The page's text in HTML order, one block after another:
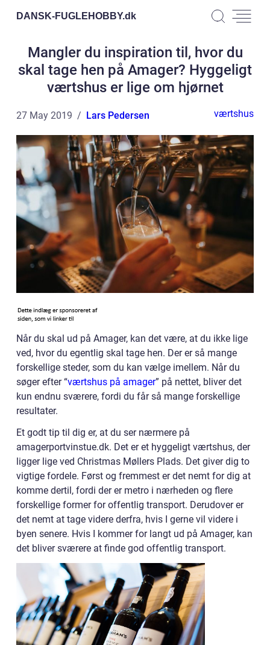
DANSK-FUGLEHOBBY.dk
Mangler du inspiration til, hvor du
skal tage hen på Amager? Hyggeligt
værtshus er lige om hjørnet
27 May 2019 Lars Pedersen værtshus
Når du skal ud på Amager, kan det være, at du ikke lige
ved, hvor du egentlig skal tage hen. Der er så mange
forskellige steder, som du kan vælge imellem. Når du
søger efter “værtshus på amager” på nettet, bliver det
kun endnu sværere, fordi du får så mange forskellige
resultater.
Et godt tip til dig er, at du ser nærmere på
amagerportvinstue.dk. Det er et hyggeligt værtshus, der
ligger lige ved Christmas Møllers Plads. Det giver dig to
vigtige fordele. Først og fremmest er det nemt for dig at
komme dertil, fordi der er metro i nærheden og flere
forskellige former for offentlig transport. Derudover er
det nemt at tage videre derfra, hvis I gerne vil videre i
byen senere. Hvis I kommer for langt ud på Amager, kan
det bliver sværere at finde god offentlig transport.